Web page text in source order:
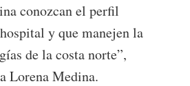
conozcan el perfil
y que manejen la
de la costa norte”,
Lorena Medina.